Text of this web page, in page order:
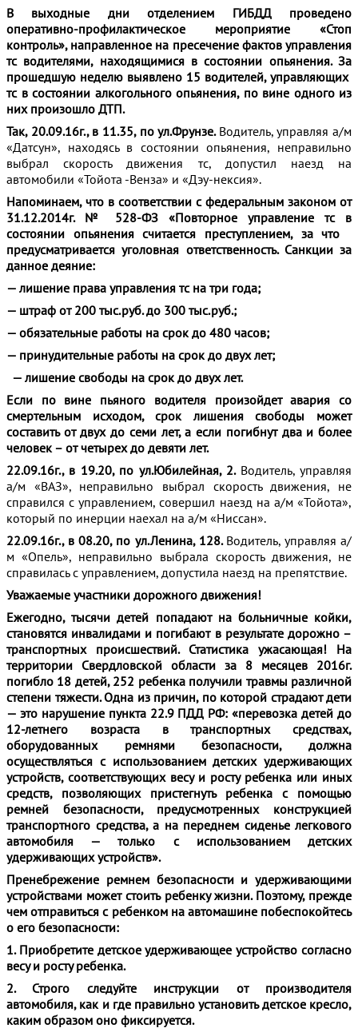
В выходные дни отделением ГИБДД проведено
оперативно-профилактическое мероприятие «Стоп
контроль», направленное на пресечение фактов управления
тс водителями, находящимися в состоянии опьянения. За
прошедшую неделю выявлено 15 водителей, управляющих
тс в состоянии алкогольного опьянения, по вине одного из
них произошло ДТП.
Так, 20.09.16г., в 11.35, по ул.Фрунзе. Водитель, управляя а/м
«Датсун», находясь в состоянии опьянения, неправильно
выбрал скорость движения тс, допустил наезд на
автомобили «Тойота -Венза» и «Дэу-нексия».
Напоминаем, что в соответствии с федеральным законом от
31.12.2014г. № 528-ФЗ «Повторное управление тс в
состоянии опьянения считается преступлением, за что
предусматривается уголовная ответственность. Санкции за
данное деяние:
— лишение права управления тс на три года;
— штраф от 200 тыс.руб. до 300 тыс.руб.;
— обязательные работы на срок до 480 часов;
— принудительные работы на срок до двух лет;
— лишение свободы на срок до двух лет.
Если по вине пьяного водителя произойдет авария со
смертельным исходом, срок лишения свободы может
составить от двух до семи лет, а если погибнут два и более
человек – от четырех до девяти лет.
22.09.16г., в 19.20, по ул.Юбилейная, 2. Водитель, управляя
а/м «ВАЗ», неправильно выбрал скорость движения, не
справился с управлением, совершил наезд на а/м «Тойота»,
который по инерции наехал на а/м «Ниссан».
22.09.16г., в 08.20, по ул.Ленина, 128. Водитель, управляя а/
м «Опель», неправильно выбрала скорость движения, не
справилась с управлением, допустила наезд на препятствие.
Уважаемые участники дорожного движения!
Ежегодно, тысячи детей попадают на больничные койки,
становятся инвалидами и погибают в результате дорожно –
транспортных происшествий. Статистика ужасающая! На
территории Свердловской области за 8 месяцев 2016г.
погибло 18 детей, 252 ребенка получили травмы различной
степени тяжести. Одна из причин, по которой страдают дети
— это нарушение пункта 22.9 ПДД РФ: «перевозка детей до
12-летнего возраста в транспортных средствах,
оборудованных ремнями безопасности, должна
осуществляться с использованием детских удерживающих
устройств, соответствующих весу и росту ребенка или иных
средств, позволяющих пристегнуть ребенка с помощью
ремней безопасности, предусмотренных конструкцией
транспортного средства, а на переднем сиденье легкового
автомобиля — только с использованием детских
удерживающих устройств».
Пренебрежение ремнем безопасности и удерживающими
устройствами может стоить ребенку жизни. Поэтому, прежде
чем отправиться с ребенком на автомашине побеспокойтесь
о его безопасности:
1. Приобретите детское удерживающее устройство согласно
весу и росту ребенка.
2. Строго следуйте инструкции от производителя
автомобиля, как и где правильно установить детское кресло,
каким образом оно фиксируется.